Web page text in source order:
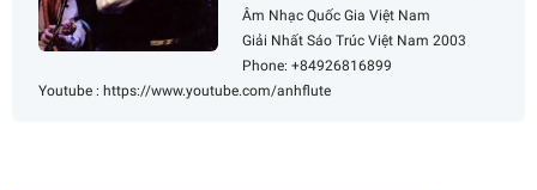
Âm Nhạc Quốc Gia Việt Nam
Giải Nhất Sáo Trúc Việt Nam 2003
Phone: +84926816899
Youtube : https://www.youtube.com/anhflute